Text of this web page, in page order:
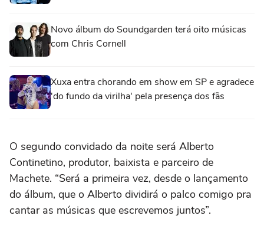
Novo álbum do Soundgarden terá oito músicas
com Chris Cornell
Xuxa entra chorando em show em SP e agradece
'do fundo da virilha' pela presença dos fãs
O segundo convidado da noite será Alberto
Continetino, produtor, baixista e parceiro de
Machete. “Será a primeira vez, desde o lançamento
do álbum, que o Alberto dividirá o palco comigo pra
cantar as músicas que escrevemos juntos”.